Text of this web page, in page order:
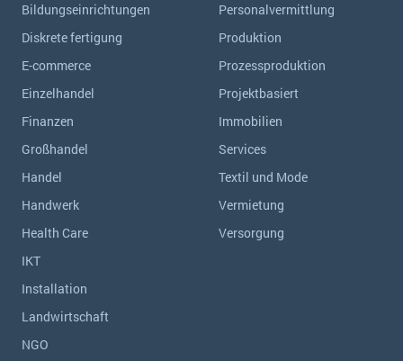
Bildungseinrichtungen
Diskrete fertigung
E-commerce
Einzelhandel
Finanzen
Großhandel
Handel
Handwerk
Health Care
IKT
Installation
Landwirtschaft
NGO
Personalvermittlung
Produktion
Prozessproduktion
Projektbasiert
Immobilien
Services
Textil und Mode
Vermietung
Versorgung